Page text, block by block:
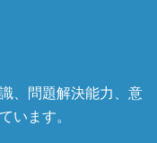
、問題解決能力、意
います。